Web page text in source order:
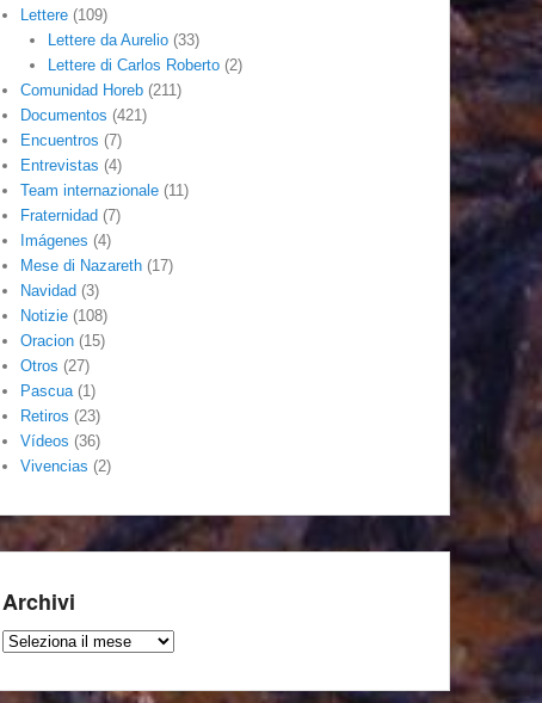
Lettere (109)
Lettere da Aurelio(33)
Lettere di Carlos Roberto(2)
Comunidad Horeb (211)
Documentos (421)
Encuentros (7)
Entrevistas (4)
Team internazionale (11)
Fraternidad (7)
Imágenes (4)
Mese di Nazareth (17)
Navidad (3)
Notizie (108)
Oracion (15)
Otros (27)
Pascua(1)
Retiros (23)
Vídeos (36)
Vivencias (2)
Archivi
Archivi